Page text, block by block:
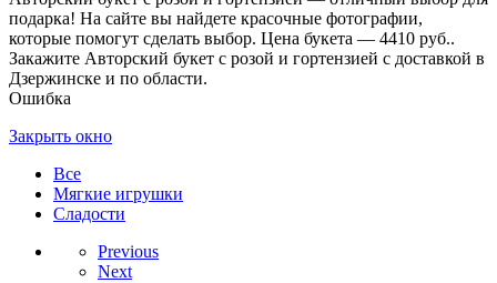
подарка! На сайте вы найдете красочные фотографии,
которые помогут сделать выбор. Цена букета — 4410 руб..
Закажите Авторский букет с розой и гортензией с доставкой в
Дзержинске и по области.
Ошибка
Закрыть окно
Все
Мягкие игрушки
Сладости
Previous
Next